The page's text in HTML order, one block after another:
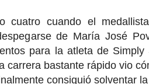
cuatro cuando el
de María José
para la atleta de Simply
carrera bastante rápido vio
consiguió solventar